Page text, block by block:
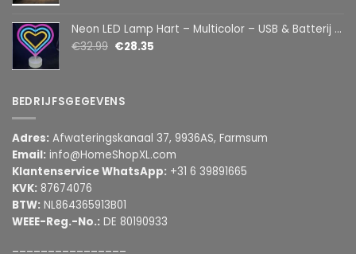
Neon LED Lamp Hart – Multicolor – USB & Batterij – Hartvormige Sfeerlamp – Kinderkamer & Slaapkamer – 25,2 x 23 cm
€32.99 €28.35
BEDRIJFSGEGEVENS
Adres: Afwateringskanaal 37, 9936AS, Farmsum
Email: info@HomeShopXL.com
Klantenservice WhatsApp: +31 6 39891665
KVK: 87674076
BTW: NL864365913B01
WEEE-Reg.-No.: DE 80190933